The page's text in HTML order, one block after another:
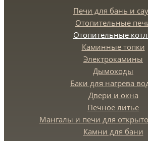
Печи для бань и
Отопительные
Отопительные
Каминные топки
Электрокамины
Дымоходы
Баки для нагрева
Двери и окна
Печное литье
Мангалы и печи для
Камни для бани